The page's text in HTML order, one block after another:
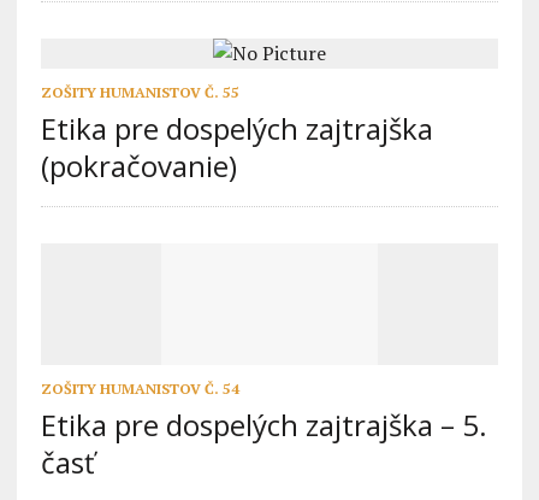
ZOŠITY HUMANISTOV Č. 55
Etika pre dospelých zajtrajška
(pokračovanie)
ZOŠITY HUMANISTOV Č. 54
Etika pre dospelých zajtrajška – 5.
časť